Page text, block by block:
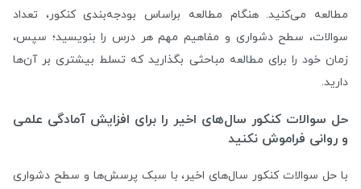
مطالعه می‌کنید. هنگام مطالعه براساس بودجه‌بندی کنکور، تعداد
سوالات، سطح دشواری و مفاهیم مهم هر درس را بنویسید؛ سپس،
زمان خود را برای مطالعه مباحثی بگذارید که تسلط بیشتری بر آن‌ها
دارید.
حل سوالات کنکور سال‌های اخیر را برای افزایش آمادگی علمی
و روانی فراموش نکنید
با حل سوالات کنکور سال‌های اخیر، با سبک پرسش‌ها و سطح دشواری